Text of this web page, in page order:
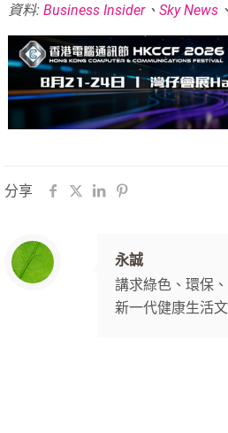
資料:Business Insider、Sky News
分享
永誠
講求綠色、環保
新一代健康生活文